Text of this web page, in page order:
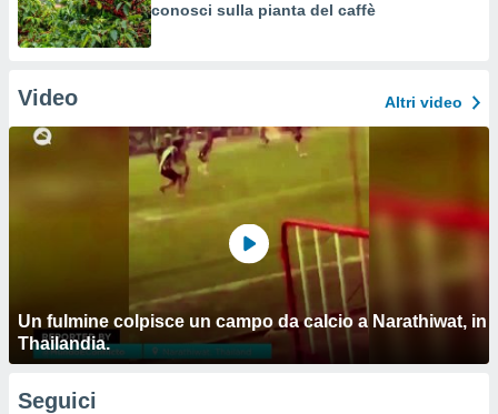
conosci sulla pianta del caffè
Video Altri video
Un fulmine colpisce un campo da calcio a Narathiwat, in
Thailandia.
Seguici